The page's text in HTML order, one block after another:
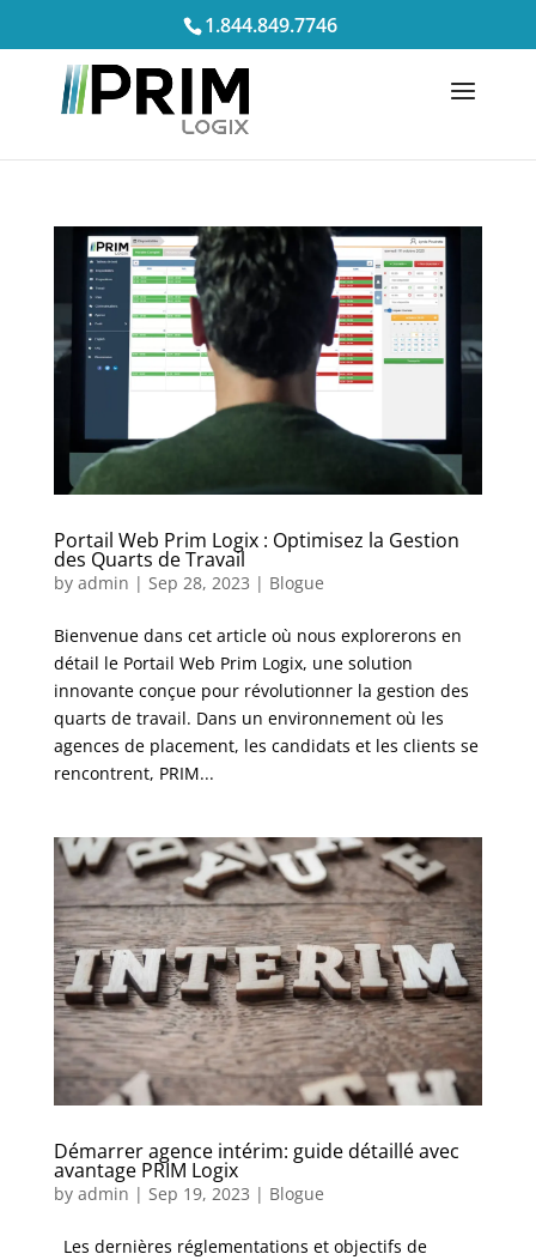
1.844.849.7746
Portail Web Prim Logix : Optimisez la Gestion
des Quarts de Travail
by admin | Sep 28, 2023 | Blogue
Bienvenue dans cet article où nous explorerons en
détail le Portail Web Prim Logix, une solution
innovante conçue pour révolutionner la gestion des
quarts de travail. Dans un environnement où les
agences de placement, les candidats et les clients se
rencontrent, PRIM...
Démarrer agence intérim: guide détaillé avec
avantage PRIM Logix
by admin | Sep 19, 2023 | Blogue
Les dernières réglementations et objectifs de